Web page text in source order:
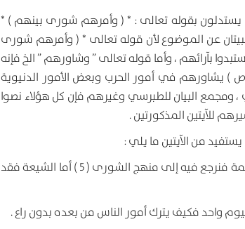
يستدلون بقوله تعالى : * ( وأمرهم شورى بينهم ) *
في الأمر ) * آل عمران / 159 ، مع أن الآيتين أجنبيتان عن الموضوع لأن قوله تعالى * ( وأمرهم شورى
بآرائهم ، وأما قوله تعالى ” وشاورهم ” الخ فإنه
) يشاورهم في أمور الحرب وبعض الأمور الدنيوية
، ومجمع البيان للطبرسي وغيرهم فإن كل هؤلاء نصوا
للآيتين المذكورتين .
من الآيتين ما يلي :
بما أن الخلافة سكت عنها النبي ولم ينص على أحد وبما أن القرآن يمدح الشورى بالأمور المهمة فنرجع فيه إلى منهج الشورى ( 5 ) أما الشيعة فقد
واحد فكيف يترك أمور الناس من بعده بدون راع .